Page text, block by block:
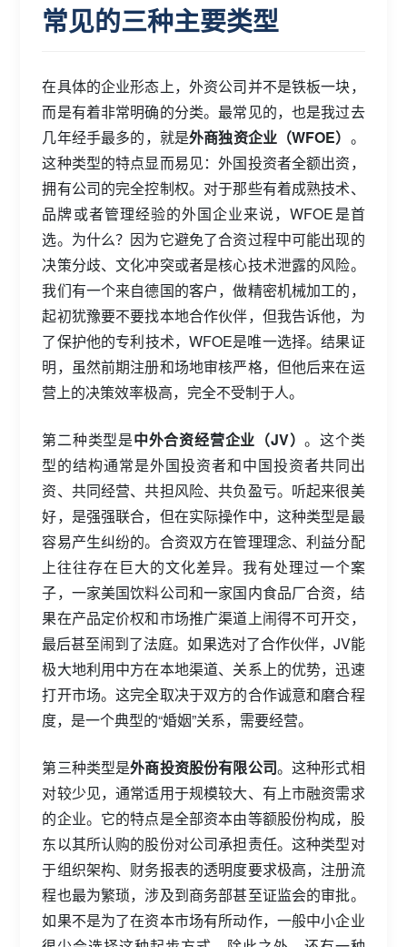
常见的三种主要类型
在具体的企业形态上，外资公司并不是铁板一块，
而是有着非常明确的分类。最常见的，也是我过去
几年经手最多的，就是外商独资企业（WFOE） 。
这种类型的特点显而易见：外国投资者全额出资，
拥有公司的完全控制权。对于那些有着成熟技术、
品牌或者管理经验的外国企业来说，WFOE是首
选。为什么？因为它避免了合资过程中可能出现的
决策分歧、文化冲突或者是核心技术泄露的风险。
我们有一个来自德国的客户，做精密机械加工的，
起初犹豫要不要找本地合作伙伴，但我告诉他，为
了保护他的专利技术，WFOE是唯一选择。结果证
明，虽然前期注册和场地审核严格，但他后来在运
营上的决策效率极高，完全不受制于人。
第二种类型是中外合资经营企业（JV）。这个类
型的结构通常是外国投资者和中国投资者共同出
资、共同经营、共担风险、共负盈亏。听起来很美
好，是强强联合，但在实际操作中，这种类型是最
容易产生纠纷的。合资双方在管理理念、利益分配
上往往存在巨大的文化差异。我有处理过一个案
子，一家美国饮料公司和一家国内食品厂合资，结
果在产品定价权和市场推广渠道上闹得不可开交，
最后甚至闹到了法庭。如果选对了合作伙伴，JV能
极大地利用中方在本地渠道、关系上的优势，迅速
打开市场。这完全取决于双方的合作诚意和磨合程
度，是一个典型的“婚姻”关系，需要经营。
第三种类型是外商投资股份有限公司。这种形式相
对较少见，通常适用于规模较大、有上市融资需求
的企业。它的特点是全部资本由等额股份构成，股
东以其所认购的股份对公司承担责任。这种类型对
于组织架构、财务报表的透明度要求极高，注册流
程也最为繁琐，涉及到商务部甚至证监会的审批。
如果不是为了在资本市场有所动作，一般中小企业